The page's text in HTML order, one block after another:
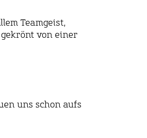
Teamgeist,
gekrönt von einer
uns schon aufs